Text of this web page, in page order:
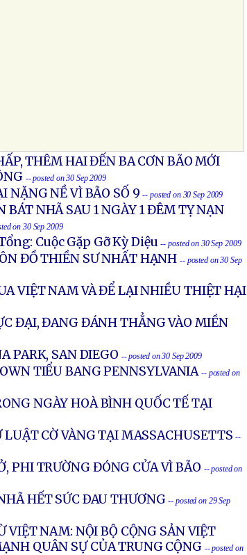
THÊM HAI ĐẾN BA CƠN BÃO MỚI
-- posted on 30 Sep 2009
NẶNG NỀ VÌ BÃO SỐ 9 -- posted on 30 Sep 2009
NHÃ SAU 1 NGÀY 1 ĐÊM TỴ NẠN
on 30 Sep 2009
Cuộc Gặp Gỡ Kỳ Diệu -- posted on 30 Sep 2009
ĐỒ THIỀN SƯ NHẤT HẠNH -- posted on 30 Sep
VIỆT NAM VÀ ĐỂ LẠI NHIỀU THIỆT HẠI
ĐẠI, ĐANG ĐÁNH THẲNG VÀO MIỀN
PARK, SAN DIEGO -- posted on 30 Sep 2009
TIỂU BANG PENNSYLVANIA -- posted on
NGÀY HOÀ BÌNH QUỐC TẾ TẠI
CỜ VÀNG TẠI MASSACHUSETTS --
PHI TRƯỜNG ĐÓNG CỬA VÌ BÃO -- posted on
HẾT SỨC ÐAU THƯƠNG -- posted on 29 Sep
VIỆT NAM: NỘI BỘ CỘNG SẢN VIỆT
QUÂN SỰ CỦA TRUNG CỘNG -- posted on